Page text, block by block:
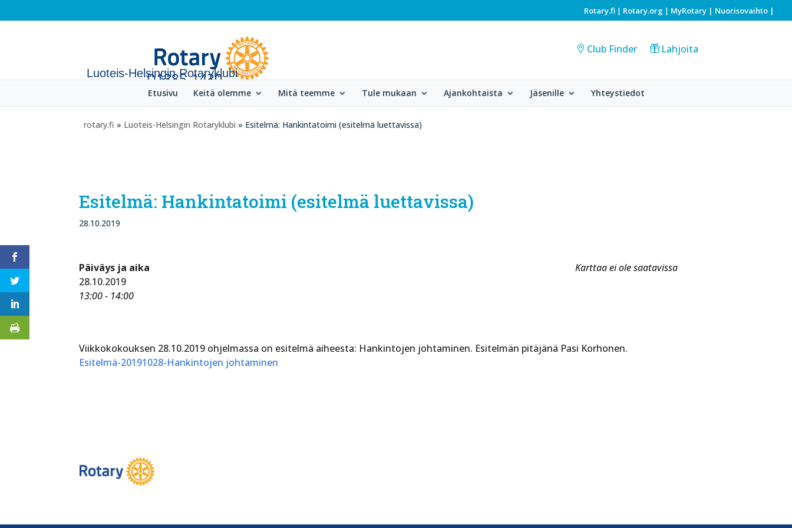
Rotary.fi | Rotary.org | MyRotary | Nuorisovaihto |
Luoteis-Helsingin Rotaryklubi
Club Finder Lahjoita
Etusivu Keitä olemme Mitä teemme Tule mukaan Ajankohtaista Jäsenille Yhteystiedot
rotary.fi » Luoteis-Helsingin Rotaryklubi » Esitelmä: Hankintatoimi (esitelmä luettavissa)
Esitelmä: Hankintatoimi (esitelmä luettavissa)
28.10.2019
Karttaa ei ole saatavissa
Päiväys ja aika
28.10.2019
13:00 - 14:00
Viikkokokouksen 28.10.2019 ohjelmassa on esitelmä aiheesta: Hankintojen johtaminen. Esitelmän pitäjänä Pasi Korhonen.
Esitelmä-20191028-Hankintojen johtaminen